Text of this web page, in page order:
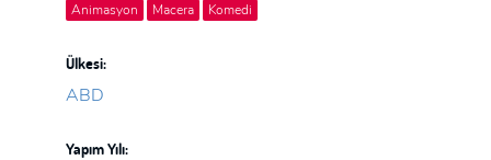
Animasyon Macera Komedi
Ülkesi:
ABD
Yapım Yılı: